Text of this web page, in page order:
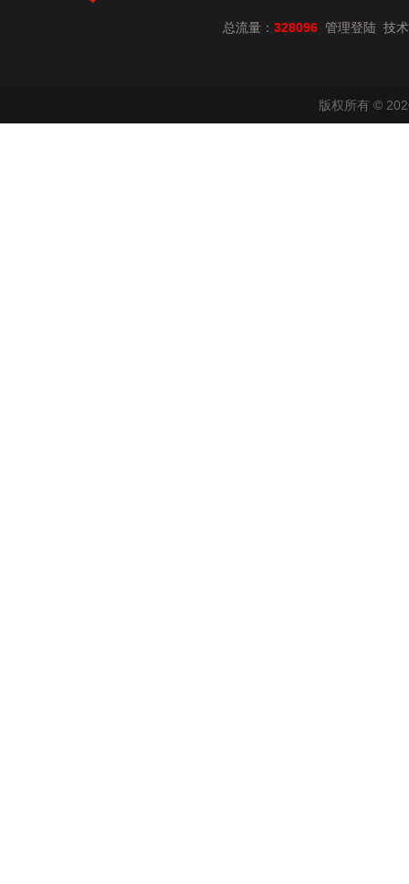
总流量： 328096 管理登陆 技
版权所有 ©